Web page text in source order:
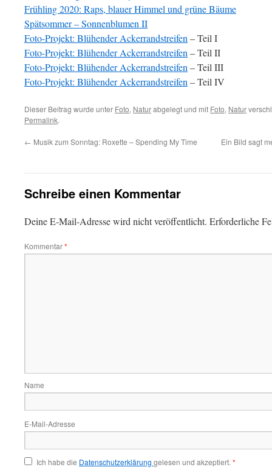
Frühling 2020: Raps, blauer Himmel und grüne Bäume
Spätsommer – Sonnenblumen II
Foto-Projekt: Blühender Ackerrandstreifen – Teil I
Foto-Projekt: Blühender Ackerrandstreifen – Teil II
Foto-Projekt: Blühender Ackerrandstreifen – Teil III
Foto-Projekt: Blühender Ackerrandstreifen – Teil IV
Dieser Beitrag wurde unter Foto, Naturabgelegt und mit Foto, Natur
Permalink.
← Musik zum Sonntag: Roxette – Spending My Time Ein Bild sagt
Schreibe einen Kommentar
Deine E-Mail-Adresse wird nicht veröffentlicht. Erforderliche
Kommentar*
Name
E-Mail-Adresse
Ich habe die Datenschutzerklärung gelesen und akzeptiert. *